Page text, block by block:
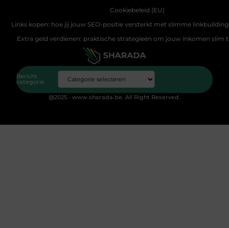
Cookiebeleid (EU)
Links kopen: hoe jij jouw SEO-positie versterkt met slimme
Extra geld verdienen: praktische strategieën om jouw inkomen slim
Bericht
categorie
@2025 - www.sharada.be. All Right Reserved.